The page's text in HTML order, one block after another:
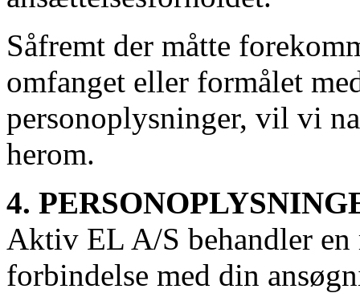
Såfremt der måtte
omfanget eller formålet
personoplysninger, vil vi
herom.
4.
Aktiv EL A/S behandler
forbindelse med din